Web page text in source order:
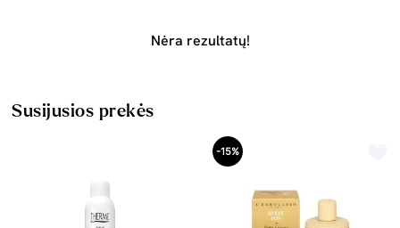
Nėra rezultatų!
Susijusios prekės
-15%